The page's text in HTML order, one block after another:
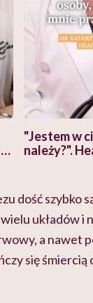
"Jestem w
należy?".
pracy
dość szybko
układów i
a nawet
się